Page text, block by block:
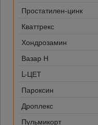
Простатилен-цинк
Кваттрекс
Хондрозамин
Вазар Н
L-ЦЕТ
Пароксин
Дроплекс
Пульмикорт